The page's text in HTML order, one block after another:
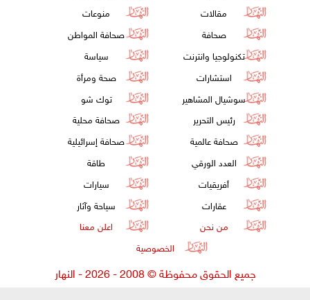
مقالات
منوعات
صحافة
صحافة المواطن
تكنولوجيا وانترنت
سياسة
استشارات
صحة ومرأة
سوشيال المشاهير
توك شو
رئيس التحرير
صحافة محلية
صحافة عالمية
صحافة إسرائيلية
العدد الورقي
طاقة
أفريقيات
سيارات
عقارات
سياحة وآثار
من نحن
اعلن معنا
الخصوصية
جميع الحقوق محفوظة©2008 - 2026 - النهار